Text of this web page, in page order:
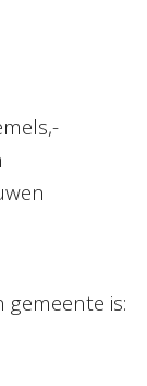
is: